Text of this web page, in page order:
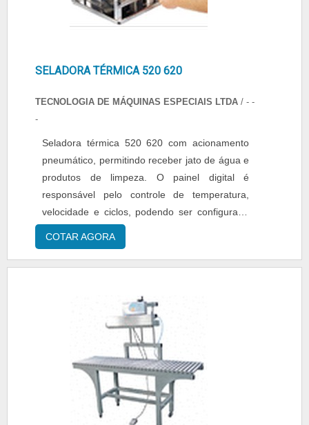
SELADORA TÉRMICA 520 620
TECNOLOGIA DE MÁQUINAS ESPECIAIS LTDA / - -
-
Seladora térmica 520 620 com acionamento
pneumático, permitindo receber jato de água e
produtos de limpeza. O painel digital é
responsável pelo controle de temperatura,
velocidade e ciclos, podendo ser configurado
para o acionamento com pedal. A Seladora
térmica 520 620 possui comando eletrônico
temperatura e ajuste na força e no tempo de
COTAR AGORA